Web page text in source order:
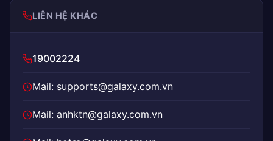
LIÊN HỆ KHÁC
19002224
Mail: supports@galaxy.com.vn
Mail: anhktn@galaxy.com.vn